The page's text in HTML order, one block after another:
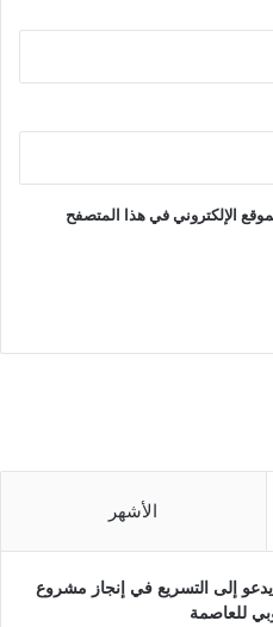
الإلكتروني في هذا المتصفح
الأشهر
يدعو إلى التسريع في إنجاز مشروع
للعاصمة